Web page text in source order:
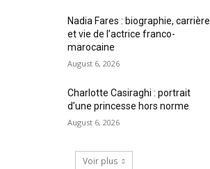
Nadia Fares : biographie, carrière
et vie de l’actrice franco-
marocaine
August 6, 2026
Charlotte Casiraghi : portrait
d’une princesse hors norme
August 6, 2026
Voir plus